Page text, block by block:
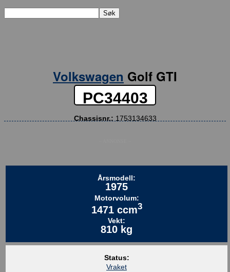
Volkswagen Golf GTI
PC34403
Chassisnr.: 1753134633
Årsmodell:
1975
Motorvolum:
1471 ccm3
Vekt:
810 kg
Status:
Vraket